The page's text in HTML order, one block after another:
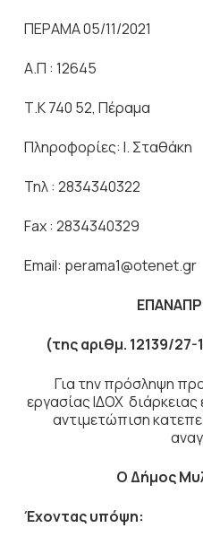
ΠΕΡΑΜΑ 05/11/2021
Α.Π : 12645
Τ.Κ 740 52, Πέραμα
Πληροφορίες: Ι. Σταθάκη
Τηλ : 2834340322
Fax : 2834340329
Εmail: perama1@otenet.gr
(της αριθµ. 12139/27-
Για την πρόσληψη
εργασίας ΙΔΟΧ
αντιμετώπιση
Ο Δήμος
Έχοντας υπόψη: